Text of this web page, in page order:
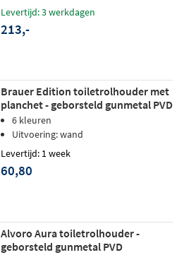
Levertijd: 3 werkdagen
213,-
Brauer Edition toiletrolhouder met
planchet - geborsteld gunmetal PVD
6 kleuren
Uitvoering: wand
Levertijd: 1 week
60,80
Alvoro Aura toiletrolhouder -
geborsteld gunmetal PVD